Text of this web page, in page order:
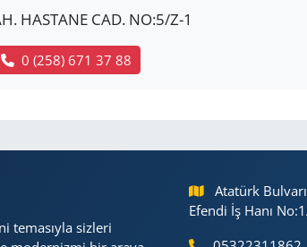
HASTANE CAD. NO:5/Z-1
0 (258) 671 37 88
temasıyla sizleri
Atatürk
Efendi İş Hanı